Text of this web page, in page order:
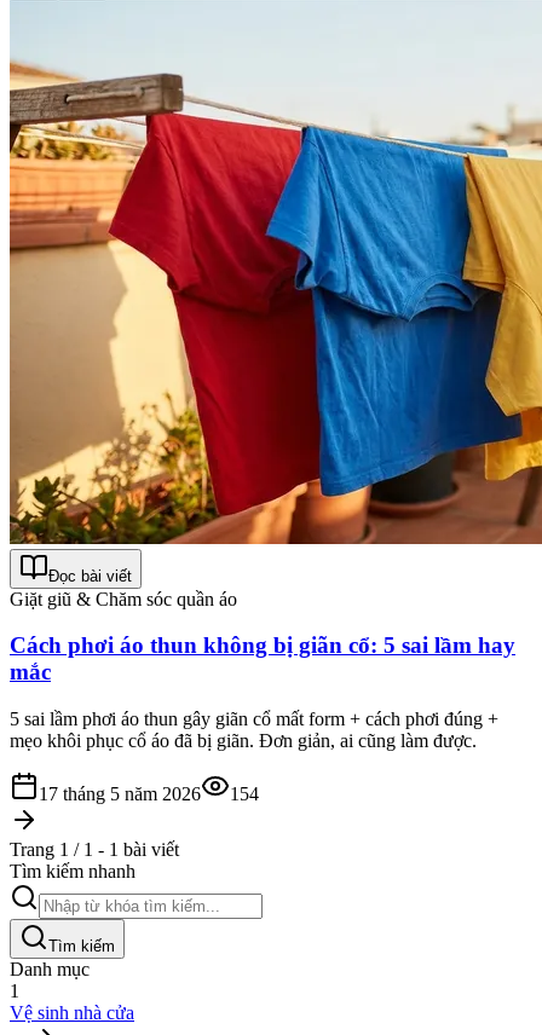
Đọc bài viết
Giặt giũ & Chăm sóc quần áo
Cách phơi áo thun không bị giãn cổ: 5 sai lầm hay
mắc
5 sai lầm phơi áo thun gây giãn cổ mất form + cách phơi đúng +
mẹo khôi phục cổ áo đã bị giãn. Đơn giản, ai cũng làm được.
17 tháng 5 năm 2026 154
Trang 1 / 1 - 1 bài viết
Tìm kiếm nhanh
Tìm kiếm
Danh mục
1
Vệ sinh nhà cửa